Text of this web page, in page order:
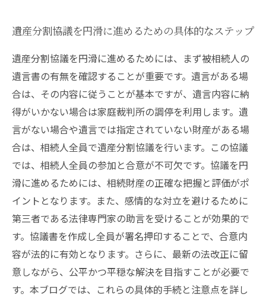
遺産分割協議を円滑に進めるための具体的なステップ
遺産分割協議を円滑に進めるためには、まず被相続人の
遺言書の有無を確認することが重要です。遺言がある場
合は、その内容に従うことが基本ですが、遺言内容に納
得がいかない場合は家庭裁判所の調停を利用します。遺
言がない場合や遺言では指定されていない財産がある場
合は、相続人全員で遺産分割協議を行います。この協議
では、相続人全員の参加と合意が不可欠です。協議を円
滑に進めるためには、相続財産の正確な把握と評価がポ
イントとなります。また、感情的な対立を避けるために
第三者である法律専門家の助言を受けることが効果的で
す。協議書を作成し全員が署名押印することで、合意内
容が法的に有効となります。さらに、最新の法改正に留
意しながら、公平かつ平穏な解決を目指すことが必要で
す。本ブログでは、これらの具体的手続と注意点を詳し